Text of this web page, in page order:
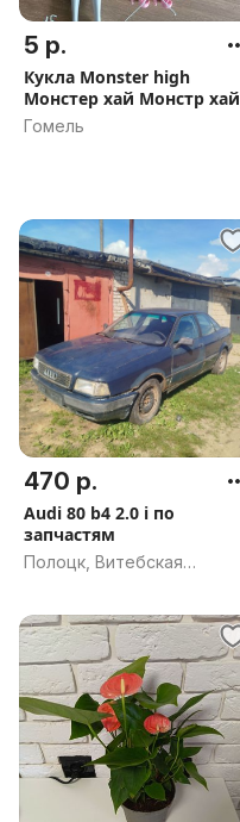
5 р.
Кукла Monster high
Монстер хай Монстр хай
Гомель
470 р.
Audi 80 b4 2.0 i по
запчастям
Полоцк, Витебская